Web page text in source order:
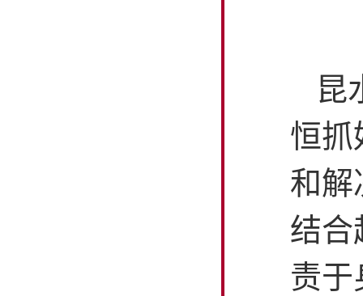
昆
恒抓
和解
结合
责于